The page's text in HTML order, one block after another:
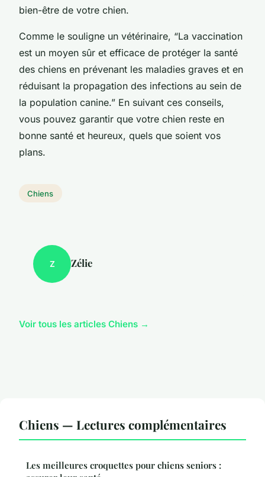
bien-être de votre chien.
Comme le souligne un vétérinaire, “La vaccination
est un moyen sûr et efficace de protéger la santé
des chiens en prévenant les maladies graves et en
réduisant la propagation des infections au sein de
la population canine.” En suivant ces conseils,
vous pouvez garantir que votre chien reste en
bonne santé et heureux, quels que soient vos
plans.
Chiens
Z Zélie
Voir tous les articles Chiens →
Chiens — Lectures complémentaires
Les meilleures croquettes pour chiens seniors :